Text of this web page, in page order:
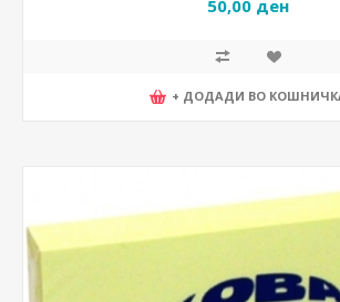
50,00 ден
+ ДОДАДИ ВО